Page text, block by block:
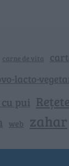
carne de vita
lacto-
pui
web zahar